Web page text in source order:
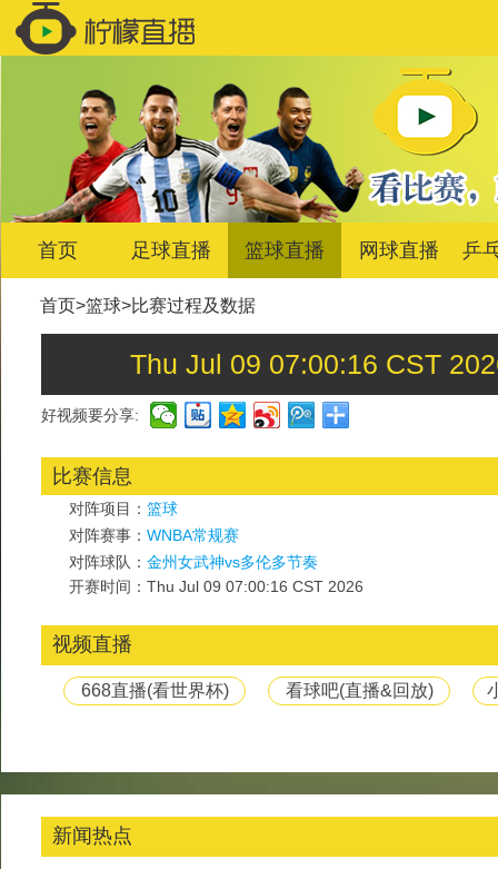
首页 足球直播 篮球直播 网球直播 乒
首页>篮球>比赛过程及数据
Thu Jul 09 07:00:16 CST
好视频要分享:
比赛信息
对阵项目： 篮球
对阵赛事： WNBA常规赛
对阵球队： 金州女武神vs多伦多节奏
开赛时间：Thu Jul 09 07:00:16 CST 2026
视频直播
668直播(看世界杯) 看球吧(直播&回放)
新闻热点